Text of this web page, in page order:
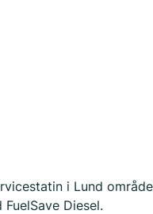
i Lund
Diesel.